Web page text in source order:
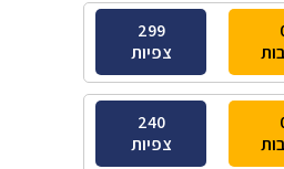
299
צפיות
240
צפיות